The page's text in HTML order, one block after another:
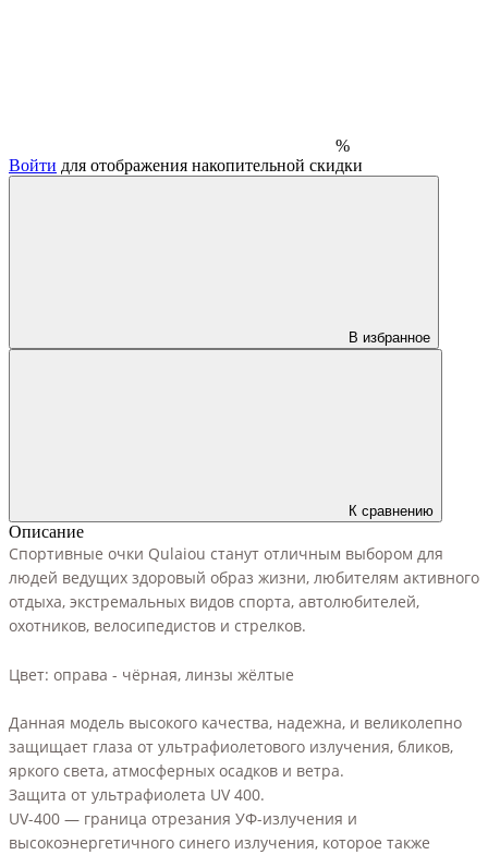
%
Войти для отображения накопительной скидки
В избранное
К сравнению
Описание
Спортивные очки Qulaiou станут отличным выбором для
людей ведущих здоровый образ жизни, любителям активного
отдыха, экстремальных видов спорта, автолюбителей,
охотников, велосипедистов и стрелков.
Цвет: оправа - чёрная, линзы жёлтые
Данная модель высокого качества, надежна, и великолепно
защищает глаза от ультрафиолетового излучения, бликов,
яркого света, атмосферных осадков и ветра.
Защита от ультрафиолета UV 400.
UV-400 — граница отрезания УФ-излучения и
высокоэнергетичного синего излучения, которое также